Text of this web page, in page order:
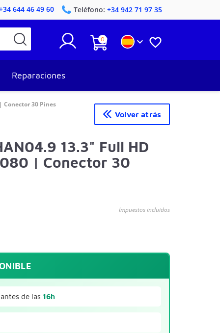
644 46 49 60 Teléfono: +34 942 71 97 35
0  
Reparaciones
Conector 30 Pines
Volver atrás
13.3" Full HD
| Conector 30
Impuestos incluidos
de las 16h